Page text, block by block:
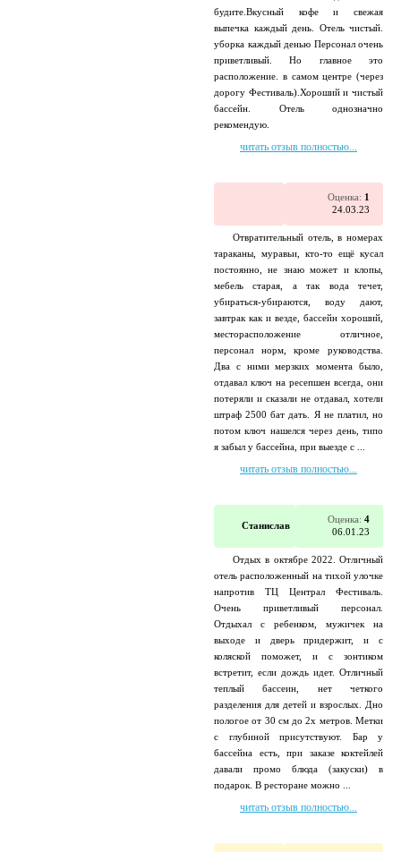
будите.Вкусный кофе и свежая
выпечка каждый день. Отель чистый.
уборка каждый денью Персонал очень
приветливый. Но главное это
расположение. в самом центре (через
дорогу Фестиваль).Хороший и чистый
бассейн. Отель однозначно
рекомендую.
читать отзыв полностью...
Оценка: 1
24.03.23
Отвратительный отель, в номерах
тараканы, муравьи, кто-то ещё кусал
постоянно, не знаю может и клопы,
мебель старая, а так вода течет,
убираться-убираются, воду дают,
завтрак как и везде, бассейн хороший,
месторасположение отличное,
персонал норм, кроме руководства.
Два с ними мерзких момента было,
отдавал ключ на ресепшен всегда, они
потеряли и сказали не отдавал, хотели
штраф 2500 бат дать. Я не платил, но
потом ключ нашелся через день, типо
я забыл у бассейна, при выезде с ...
читать отзыв полностью...
Станислав
Оценка: 4
06.01.23
Отдых в октябре 2022. Отличный
отель расположенный на тихой улочке
напротив ТЦ Централ Фестиваль.
Очень приветливый персонал.
Отдыхал с ребенком, мужичек на
выходе и дверь придержит, и с
коляской поможет, и с зонтиком
встретит, если дождь идет. Отличный
теплый бассеин, нет четкого
разделения для детей и взрослых. Дно
пологое от 30 см до 2х метров. Метки
с глубиной присутствуют. Бар у
бассейна есть, при заказе коктейлей
давали промо блюда (закуски) в
подарок. В ресторане можно ...
читать отзыв полностью...